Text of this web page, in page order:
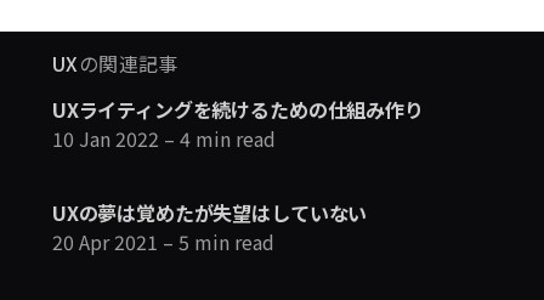
UXの関連記事
UXライティングを続けるための仕組み作り
10 Jan 2022 – 4 min read
UXの夢は覚めたが失望はしていない
20 Apr 2021 – 5 min read